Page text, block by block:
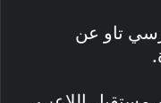
تاو عن